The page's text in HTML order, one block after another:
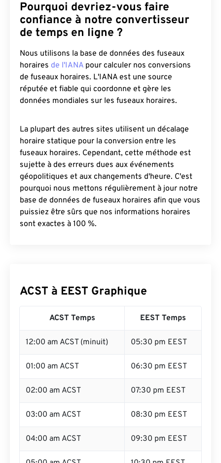
Pourquoi devriez-vous faire
confiance à notre convertisseur
de temps en ligne ?
Nous utilisons la base de données des fuseaux
horaires de l'IANA pour calculer nos conversions
de fuseaux horaires. L'IANA est une source
réputée et fiable qui coordonne et gère les
données mondiales sur les fuseaux horaires.
La plupart des autres sites utilisent un décalage
horaire statique pour la conversion entre les
fuseaux horaires. Cependant, cette méthode est
sujette à des erreurs dues aux événements
géopolitiques et aux changements d'heure. C'est
pourquoi nous mettons régulièrement à jour notre
base de données de fuseaux horaires afin que vous
puissiez être sûrs que nos informations horaires
sont exactes à 100 %.
ACST à EEST Graphique
ACST Temps EEST Temps
12:00 am ACST (minuit) 05:30 pm EEST
01:00 am ACST 06:30 pm EEST
02:00 am ACST 07:30 pm EEST
03:00 am ACST 08:30 pm EEST
04:00 am ACST 09:30 pm EEST